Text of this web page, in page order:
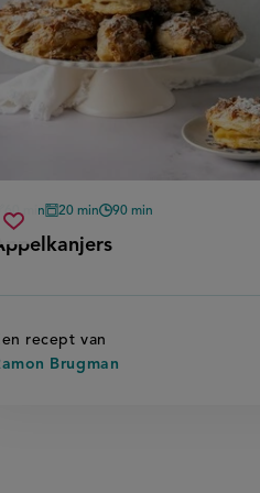
60 min
oventijd
20 min
wachttijd
90 min
recept van
Brugman
Sla
recept
appelkanjers